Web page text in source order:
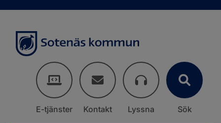
E-tjänster Kontakt Lyssna Sök